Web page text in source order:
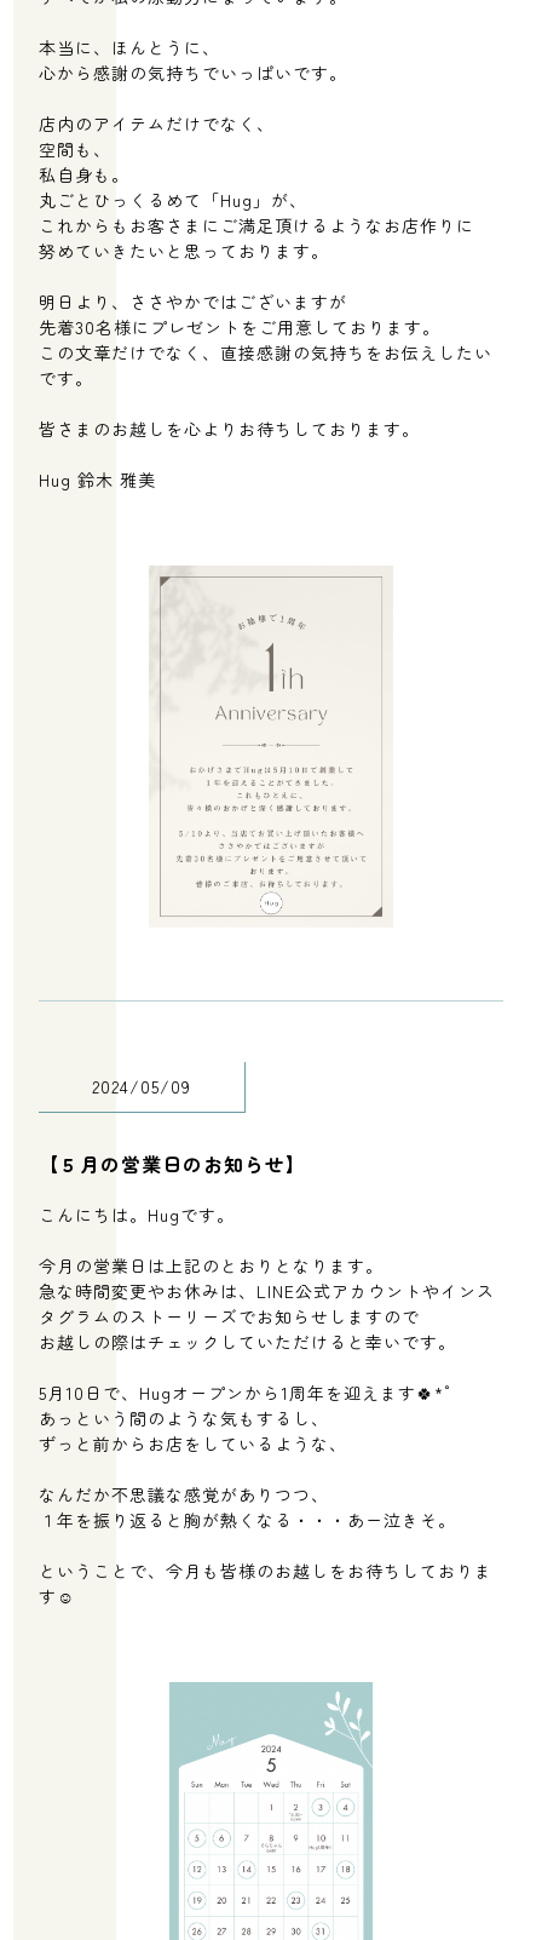
本当に、ほんとうに、
心から感謝の気持ちでいっぱいです。
店内のアイテムだけでなく、
空間も、
私自身も。
丸ごとひっくるめて「Hug」が、
これからもお客さまにご満足頂けるようなお店作りに
努めていきたいと思っております。
明日より、ささやかではございますが
先着30名様にプレゼントをご用意しております。
この文章だけでなく、直接感謝の気持ちをお伝えしたい
です。
皆さまのお越しを心よりお待ちしております。
Hug 鈴木 雅美
2024/05/09
【５月の営業日のお知らせ】
こんにちは。Hugです。
今月の営業日は上記のとおりとなります。
急な時間変更やお休みは、LINE公式アカウントやインス
タグラムのストーリーズでお知らせしますので
お越しの際はチェックしていただけると幸いです。
5月10日で、Hugオープンから1周年を迎えます🍀*゜
あっという間のような気もするし、
ずっと前からお店をしているような、
なんだか不思議な感覚がありつつ、
１年を振り返ると胸が熱くなる・・・あー泣きそ。
ということで、今月も皆様のお越しをお待ちしておりま
す☺️
大船渡市にあるママさん想いのパワースポットのようなセレクトショ
ップです。子供服も取り扱っています。